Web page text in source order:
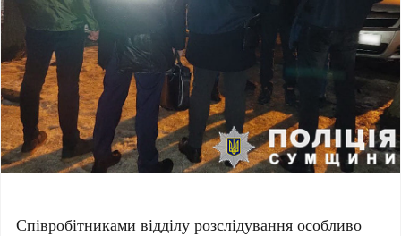
Співробітниками відділу розслідування особливо